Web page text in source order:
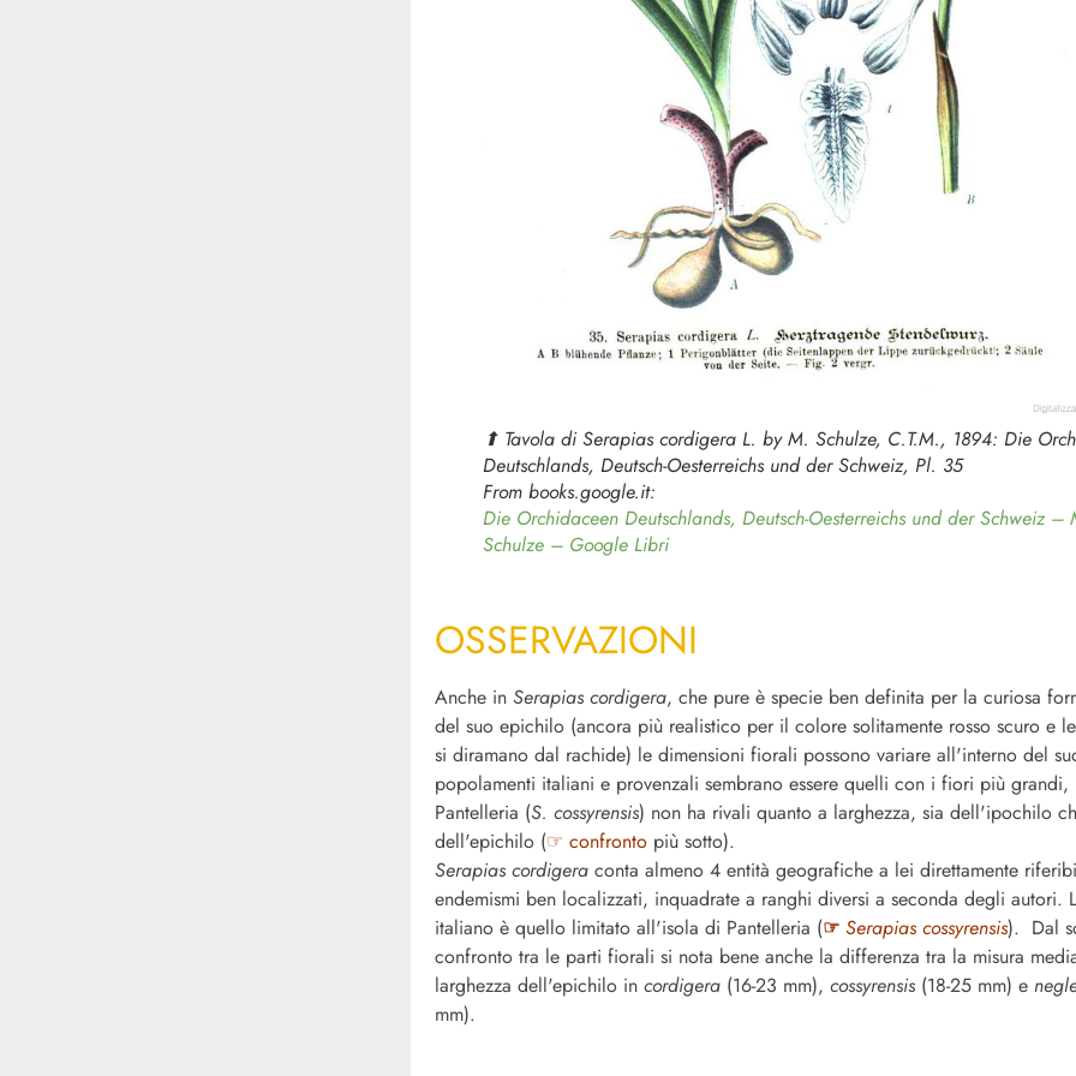
⬆︎ Tavola diSerapias cordigera L. by M. Schulze, C.T.M., 1894: Die
Deutschlands, Deutsch-Oesterreichs und der Schweiz, Pl. 35
From books.google.it:
Die Orchidaceen Deutschlands, Deutsch-Oesterreichs und der Schweiz –
Schulze – Google Libri
OSSERVAZIONI
Anche in Serapias cordigera, che pure è specie ben definita per la curiosa
del suo epichilo (ancora più realistico per il colore solitamente rosso scuro e
si diramano dal rachide) le dimensioni fiorali possono variare all'interno del
popolamenti italiani e provenzali sembrano essere quelli con i fiori più
Pantelleria (S. cossyrensis) non ha rivali quanto a larghezza, sia dell'ipochilo
dell'epichilo (☞ confronto più sotto).
Serapias cordigera conta almeno 4 entità geografiche a lei direttamente
endemismi ben localizzati, inquadrate a ranghi diversi a seconda degli autori.
italiano è quello limitato all'isola di Pantelleria (☞ Serapias cossyrensis). Dal
confronto tra le parti fiorali si nota bene anche la differenza tra la misura
larghezza dell'epichilo in cordigera (16-23 mm), cossyrensis (18-25 mm) e
mm).